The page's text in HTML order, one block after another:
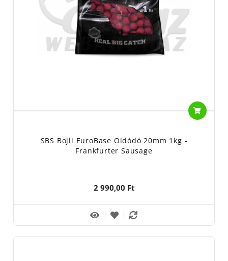
SBS Bojli EuroBase Oldódó 20mm 1kg -
Frankfurter Sausage
2 990,00 Ft